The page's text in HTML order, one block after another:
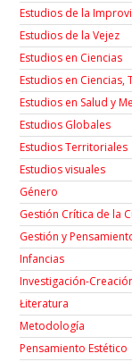
Estudios de la
Estudios de la Vejez
Estudios en Ciencias
Estudios en Ciencias,
Estudios en Salud y
Estudios Globales
Estudios Territoriales
Estudios visuales
Género
Gestión Crítica de la
Gestión y
Infancias
Investigación-
Łiteratura
Metodología
Pensamiento Estético